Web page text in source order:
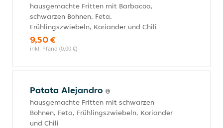
hausgemachte Fritten mit Barbacoa,
schwarzen Bohnen, Feta,
Frühlingszwiebeln, Koriander und Chili
9,50 €
inkl. Pfand (0,00 €)
Patata Alejandro
hausgemachte Fritten mit schwarzen
Bohnen, Feta, Frühlingszwiebeln, Koriander
und Chili